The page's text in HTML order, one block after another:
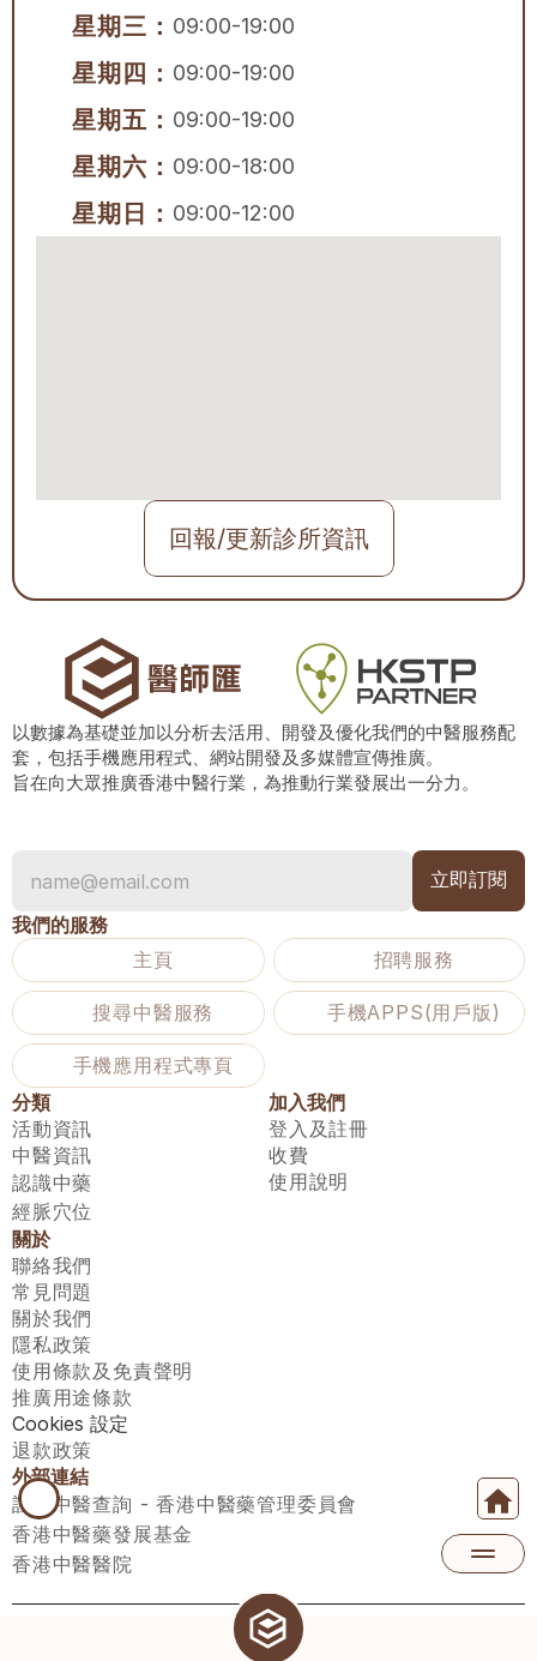
星期三： 09:00-19:00
星期四： 09:00-19:00
星期五： 09:00-19:00
星期六： 09:00-18:00
星期日： 09:00-12:00
回報/更新診所資訊
以數據為基礎並加以分析去活用、開發及優化我們的中醫服務配
套，包括手機應用程式、網站開發及多媒體宣傳推廣。
旨在向大眾推廣香港中醫行業，為推動行業發展出一分力。
我們的服務
主頁
招聘服務
搜尋中醫服務 手機APPS(用戶版)
手機應用程式專頁
分類
活動資訊
中醫資訊
認識中藥
經脈穴位
加入我們
登入及註冊
收費
使用說明
關於
聯絡我們
常見問題
關於我們
隱私政策
使用條款及免責聲明
推廣用途條款
Cookies 設定
退款政策
外部連結
註冊中醫查詢 - 香港中醫藥管理委員會
香港中醫藥發展基金
香港中醫醫院
醫師匯有限公司 ECWAY LIMITED Copyright 2026© All rights